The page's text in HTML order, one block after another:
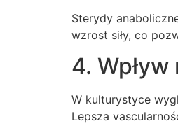
Sterydy
wzrost siły, co
4.
W kulturystyce
Lepsza